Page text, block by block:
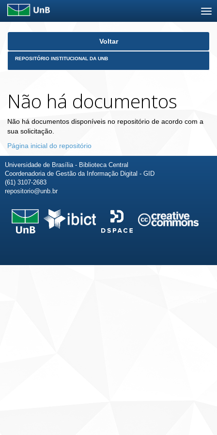
Skip
Voltar
REPOSITÓRIO INSTITUCIONAL DA UNB
Não há documentos
Não há documentos disponíveis no repositório de acordo com a
sua solicitação.
Página inicial do repositório
Universidade de Brasília - Biblioteca Central
Coordenadoria de Gestão da Informação Digital - GID
(61) 3107-2683
repositorio@unb.br